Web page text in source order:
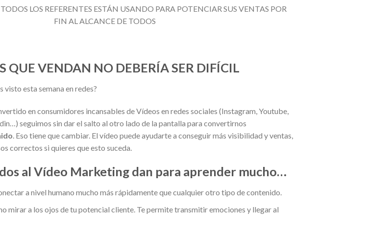
LOS REFERENTES ESTÁN USANDO PARA POTENCIAR SUS VENTAS POR
FIN AL ALCANCE DE TODOS
QUE VENDAN NO DEBERÍA SER DIFÍCIL
visto esta semana en redes?
en consumidores incansables de Vídeos en redes sociales (Instagram, Youtube,
seguimos sin dar el salto al otro lado de la pantalla para convertirnos
. Eso tiene que cambiar. El vídeo puede ayudarte a conseguir más visibilidad y ventas,
correctos si quieres que esto suceda.
al Vídeo Marketing dan para aprender mucho…
a nivel humano mucho más rápidamente que cualquier otro tipo de contenido.
mirar a los ojos de tu potencial cliente. Te permite transmitir emociones y llegar al